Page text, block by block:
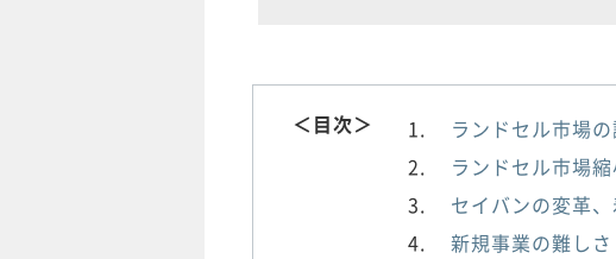
＜目次＞
ランドセル市場
ランドセル市場
セイバンの変革
新規事業の難し